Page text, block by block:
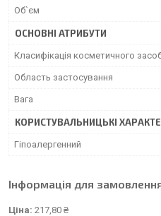
Об`єм
ОСНОВНІ АТРИБУТИ
Класифікація косметичного
Область застосування
Вага
КОРИСТУВАЛЬНИЦЬКІ
Гіпоалергенний
Інформація для
Ціна: 217,80 ₴